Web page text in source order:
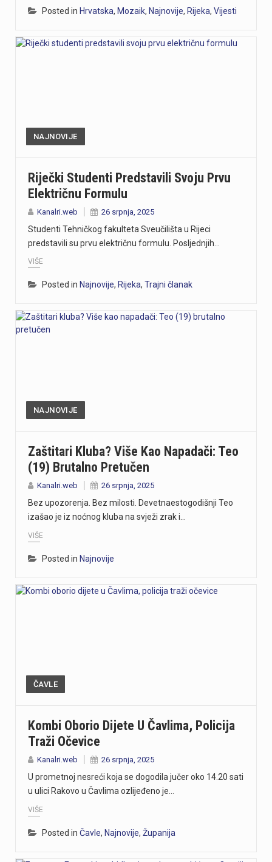
Posted in Hrvatska, Mozaik, Najnovije, Rijeka, Vijesti
NAJNOVIJE
Riječki Studenti Predstavili Svoju Prvu
Električnu Formulu
Kanalri.web 26 srpnja, 2025
Studenti Tehničkog fakulteta Sveučilišta u Rijeci
predstavili su prvu električnu formulu. Posljednjih…
VIŠE
Posted in Najnovije, Rijeka, Trajni članak
NAJNOVIJE
Zaštitari Kluba? Više Kao Napadači: Teo
(19) Brutalno Pretučen
Kanalri.web 26 srpnja, 2025
Bez upozorenja. Bez milosti. Devetnaestogodišnji Teo
izašao je iz noćnog kluba na svježi zrak i…
VIŠE
Posted in Najnovije
ČAVLE
Kombi Oborio Dijete U Čavlima, Policija
Traži Očevice
Kanalri.web 26 srpnja, 2025
U prometnoj nesreći koja se dogodila jučer oko 14.20 sati
u ulici Rakovo u Čavlima ozlijeđeno je…
VIŠE
Posted in Čavle, Najnovije, Županija